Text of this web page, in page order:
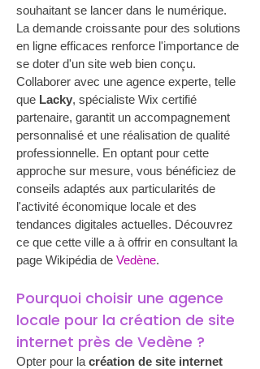
souhaitant se lancer dans le numérique.
La demande croissante pour des solutions
en ligne efficaces renforce l'importance de
se doter d'un site web bien conçu.
Collaborer avec une agence experte, telle
que Lacky, spécialiste Wix certifié
partenaire, garantit un accompagnement
personnalisé et une réalisation de qualité
professionnelle. En optant pour cette
approche sur mesure, vous bénéficiez de
conseils adaptés aux particularités de
l'activité économique locale et des
tendances digitales actuelles. Découvrez
ce que cette ville a à offrir en consultant la
page Wikipédia de Vedène.
Pourquoi choisir une agence
locale pour la création de site
internet près de Vedène ?
Opter pour la création de site internet